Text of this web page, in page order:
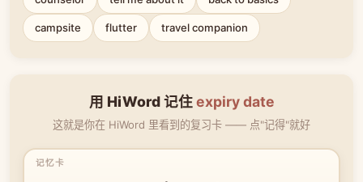
campsite flutter travel companion
用 HiWord 记住expiry date
这就是你在 HiWord 里看到的复习卡 —— 点"记得"就好